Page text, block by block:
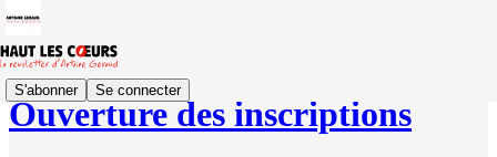
S'abonner Se connecter
Ouverture des inscriptions